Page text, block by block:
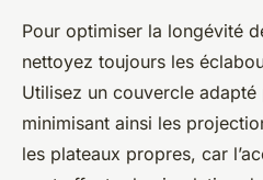
Pour optimiser la longévité
nettoyez toujours les
Utilisez un couvercle
minimisant ainsi les
les plateaux propres, car